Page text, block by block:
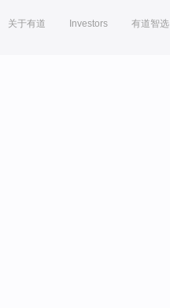
关于有道 Investors 有道智选